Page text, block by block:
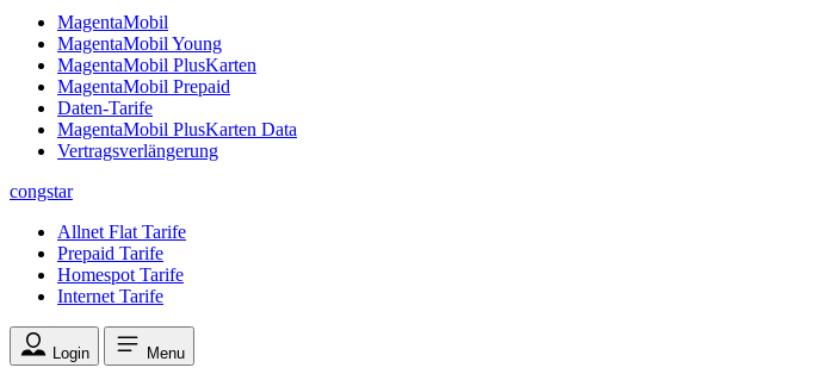
MagentaMobil
MagentaMobil Young
MagentaMobil PlusKarten
MagentaMobil Prepaid
Daten-Tarife
MagentaMobil PlusKarten Data
Vertragsverlängerung
congstar
Allnet Flat Tarife
Prepaid Tarife
Homespot Tarife
Internet Tarife
Login Menu